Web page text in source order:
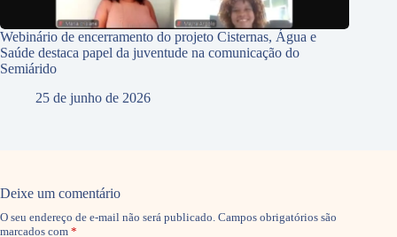
Webinário de encerramento do projeto Cisternas, Água e
Saúde destaca papel da juventude na comunicação do
Semiárido
25 de junho de 2026
Deixe um comentário
O seu endereço de e-mail não será publicado. Campos obrigatórios são
marcados com *